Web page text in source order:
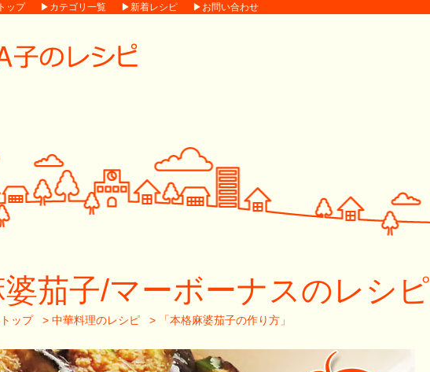
ップ ▶カテゴリ一覧 ▶新着レシピ ▶お問い合わせ
茄子/マーボーナスのレシピ
ップ > 中華料理のレシピ > 「本格麻婆茄子の作り方」